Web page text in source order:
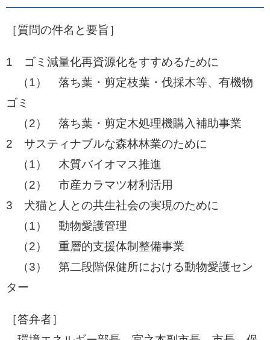
［質問の件名と要旨］
1 ゴミ減量化再資源化をすすめるために
（1） 落ち葉・剪定枝葉・伐採木等、有機物
ゴミ
​ （2） 落ち葉・剪定木処理機購入補助事業
2 サスティナブルな森林林業のために
​ （1） 木質バイオマス推進
​ （2） 市産カラマツ材利活用
3 犬猫と人との共生社会の実現のために
（1） 動物愛護管理
（2） 重層的支援体制整備事業
​ （3） 第二段階保健所における動物愛護セン
ター
［答弁者］